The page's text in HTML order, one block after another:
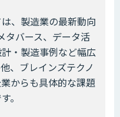
、製造業の最新動向
タバース、データ活
・製造事例など幅広
、ブレインズテクノ
からも具体的な課題
。